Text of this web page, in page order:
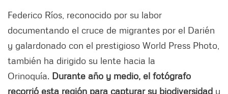
Federico Ríos, reconocido por su labor
documentando el cruce de migrantes por el Darién
y galardonado con el prestigioso World Press Photo,
también ha dirigido su lente hacia la
Orinoquía. Durante año y medio, el fotógrafo
recorrió esta región para capturar su biodiversidad y